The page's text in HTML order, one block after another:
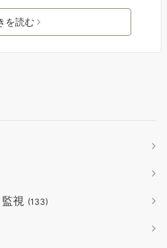
を読む
視 (133)